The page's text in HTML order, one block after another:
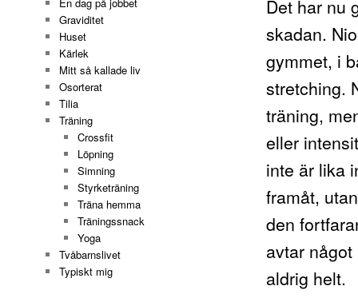
Det har nu
skadan.
gymmet, i
stretching.
träning,
eller
inte är lika
framåt,
den
avtar
aldrig helt.
En dag på jobbet
Graviditet
Huset
Kärlek
Mitt så kallade liv
Osorterat
Tilia
Träning
Crossfit
Löpning
Simning
Styrketräning
Träna hemma
Träningssnack
Yoga
Tvåbarnslivet
Typiskt mig